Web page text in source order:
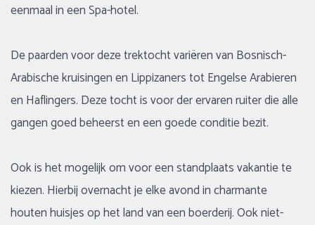
eenmaal in een Spa-hotel.
De paarden voor deze trektocht variëren van Bosnisch-
Arabische kruisingen en Lippizaners tot Engelse Arabieren
en Haflingers. Deze tocht is voor der ervaren ruiter die alle
gangen goed beheerst en een goede conditie bezit.
Ook is het mogelijk om voor een standplaats vakantie te
kiezen. Hierbij overnacht je elke avond in charmante
houten huisjes op het land van een boerderij. Ook niet-